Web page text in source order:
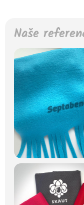
Naše